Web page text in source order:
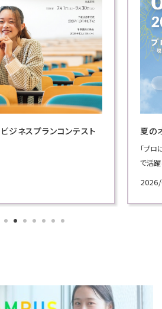
ジネスプランコンテスト 夏の
「プ
で活
講義を